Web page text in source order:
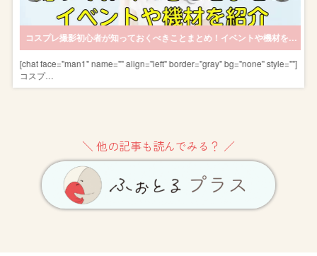
コスプレ撮影初心者が知っておくべきことまとめ！イベントや機材を紹介
[chat face="man1" name="" align="left" border="gray" bg="none" style=""]
コスプ…
＼ 他の記事も読んでみる？ ／